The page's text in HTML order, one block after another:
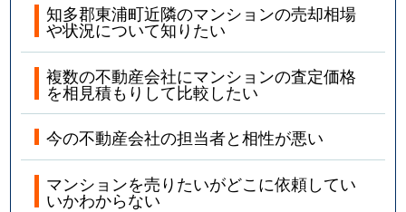
知多郡東浦町近隣のマンションの売却相場
や状況について知りたい
複数の不動産会社にマンションの査定価格
を相見積もりして比較したい
今の不動産会社の担当者と相性が悪い
マンションを売りたいがどこに依頼してい
いかわからない